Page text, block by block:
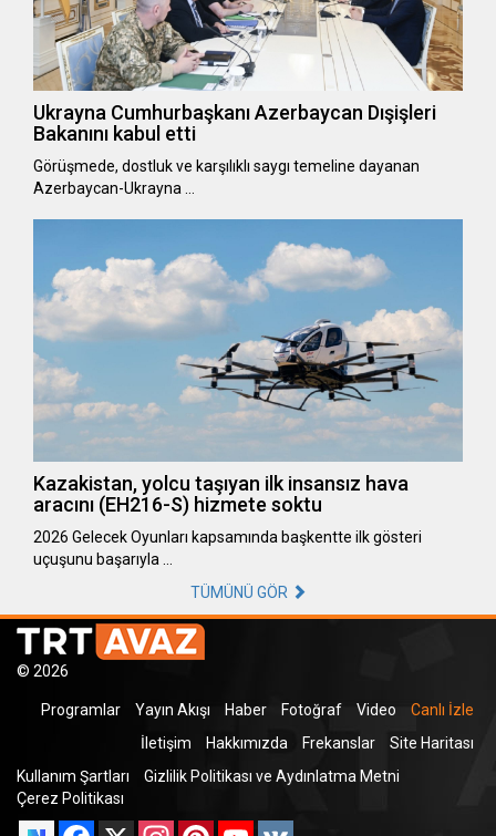
Ukrayna Cumhurbaşkanı Azerbaycan Dışişleri
Bakanını kabul etti
Görüşmede, dostluk ve karşılıklı saygı temeline dayanan
Azerbaycan-Ukrayna …
Kazakistan, yolcu taşıyan ilk insansız hava
aracını (EH216-S) hizmete soktu
2026 Gelecek Oyunları kapsamında başkentte ilk gösteri
uçuşunu başarıyla …
TÜMÜNÜ GÖR
© 2026
Programlar Yayın Akışı Haber Fotoğraf Video
Canlı İzle
İletişim
Hakkımızda Frekanslar
Site Haritası
Kullanım Şartları
Gizlilik Politikası ve Aydınlatma Metni
Çerez Politikası
Facebook
X InstagramPinterestYouTube